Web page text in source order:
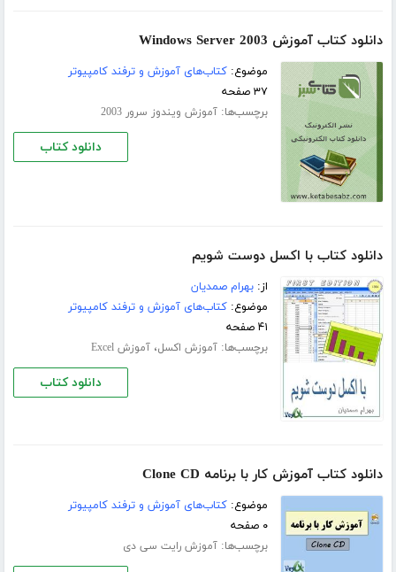
دانلود کتاب آموزش Windows Server 2003
موضوع:کتاب‌های آموزش و ترفند کامپیوتر
۳۷ صفحه
برچسب‌ها:آموزش ویندوز سرور 2003
دانلود کتاب
دانلود کتاب با اکسل دوست شویم
از:بهرام صمدیان
موضوع:کتاب‌های آموزش و ترفند کامپیوتر
۴۱ صفحه
برچسب‌ها:آموزش اکسل،آموزش Excel
دانلود کتاب
دانلود کتاب آموزش کار با برنامه Clone CD
موضوع:کتاب‌های آموزش و ترفند کامپیوتر
۰ صفحه
برچسب‌ها:آموزش رایت سی دی